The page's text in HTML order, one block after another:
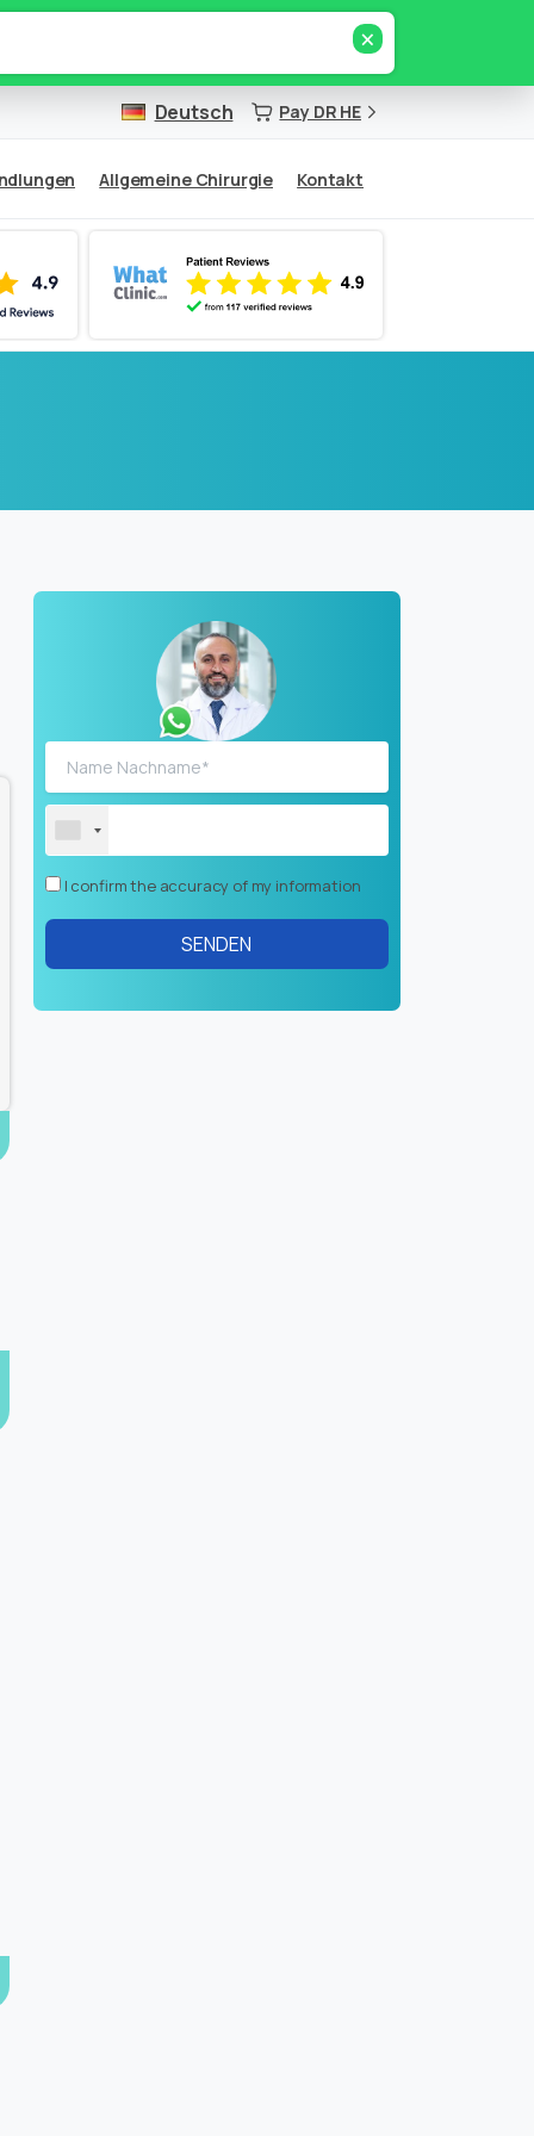
×
Deutsch Pay DR HE
Allgemeine Chirurgie Kontakt
I confirm the accuracy of my information